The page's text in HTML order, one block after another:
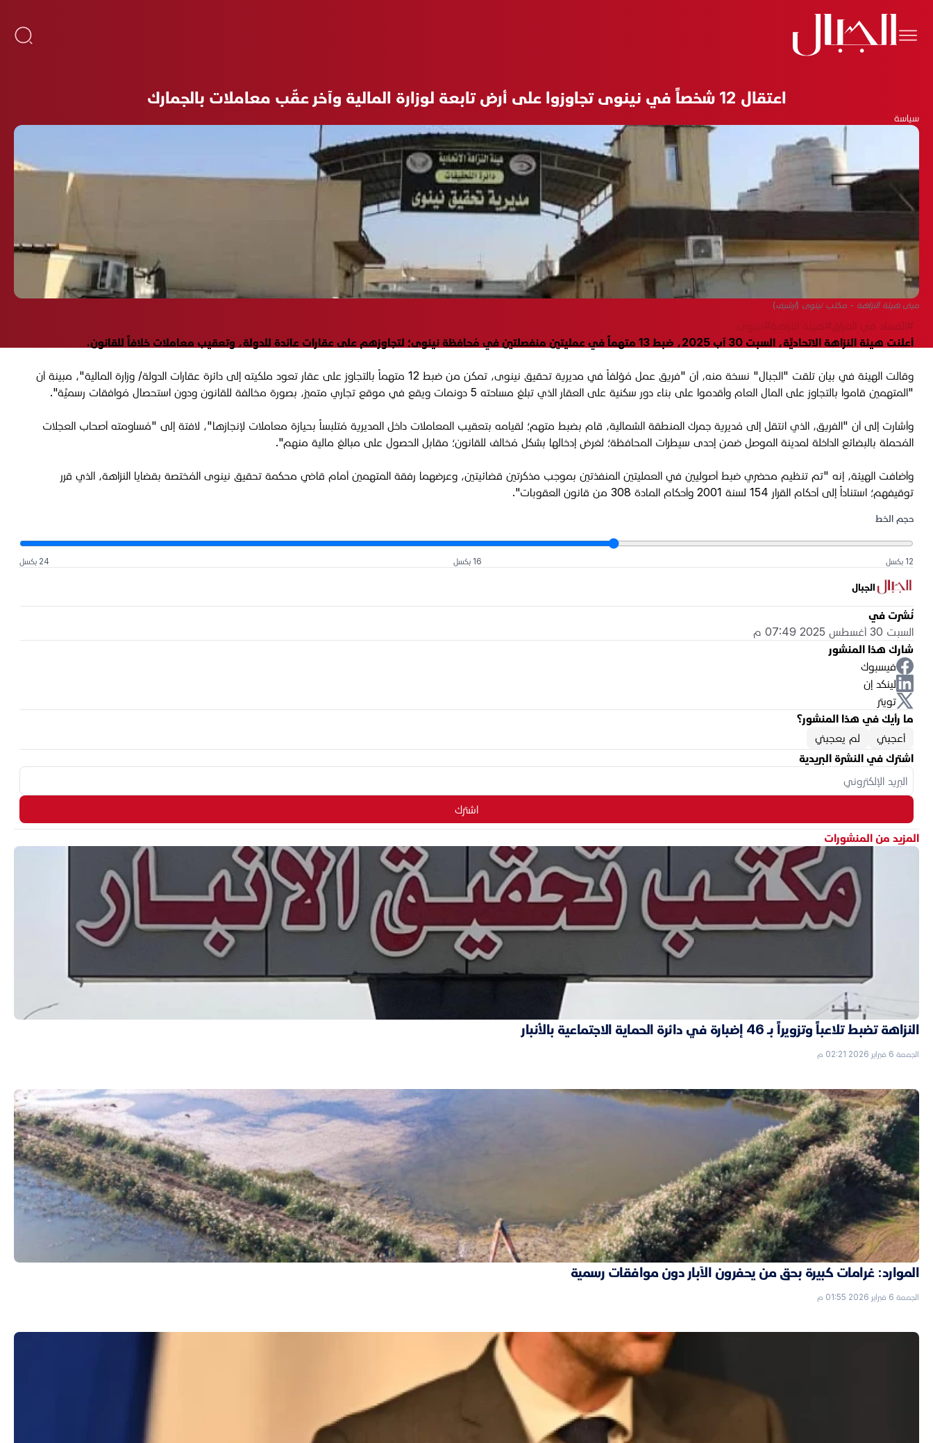
اعتقال 12 شخصاً في نينوى تجاوزوا على أرض تابعة لوزارة المالية وآخر عقّب معاملات بالجمارك
سياسة
مبنى هيئة النزاهة - مكتب نينوى (أرشيف)
#الفساد في العراق#هيئة النزاهة#نينوى
أعلنت هيئة النزاهة الاتحاديَّة، السبت 30 آب 2025، ضبط 13 متهماً في عمليتين منفصلتين في مُحافظة نينوى؛ لتجاوزهم على عقارات عائدة للدولة، وتعقيب معاملات خلافاً للقانون.
وقالت الهيئة في بيان تلقت "الجبال" نسخة منه، أن "فريق عمل مُؤلفاً في مديرية تحقيق نينوى، تمكن من ضبط 12 متهماً بالتجاوز على عقار تعود ملكيته إلى دائرة عقارات الدولة/ وزارة المالية"، مبينة أن
"المتهمين قاموا بالتجاوز على المال العام وأقدموا على بناء دور سكنية على العقار الذي تبلغ مساحته 5 دونمات ويقع في موقع تجاري متميز، بصورة مخالفة للقانون ودون استحصال مُوافقات رسميَّة".
وأشارت إلى أن "الفريق، الذي انتقل إلى مُديرية جمرك المنطقة الشمالية، قام بضبط متهم؛ لقيامه بتعقيب المعاملات داخل المديرية مُتلبساً بحيازة معاملات لإنجازها"، لافتة إلى "مُساومته أصحاب العجلات
المُحملة بالبضائع الداخلة لمدينة الموصل ضمن إحدى سيطرات المحافظة؛ لغرض إدخالها بشكل مُخالف للقانون؛ مقابل الحصول على مبالغ مالية منهم".
وأضافت الهيئة، إنه "تم تنظيم محضري ضبط أصوليين في العمليتين المنفذتين بموجب مذكرتين قضائيتين، وعرضهما رفقة المتهمين أمام قاضي محكمة تحقيق نينوى المُختصة بقضايا النزاهة، الذي قرر
توقيفهم؛ استناداً إلى أحكام القرار 154 لسنة 2001 وأحكام المادة 308 من قانون العقوبات".
حجم الخط
12 بكسل 16 بكسل 24 بكسل
الجبال
نُشرت في
السبت 30 أغسطس 2025 07:49 م
شارك هذا المنشور
فيسبوك
لينكد إن
تويتر
ما رأيك في هذا المنشور؟
أعجبني
لم يعجبني
اشترك في النشرة البريدية
اشترك
المزيد من المنشورات
النزاهة تضبط تلاعباً وتزويراً بـ 46 إضبارة في دائرة الحماية الاجتماعية بالأنبار
الجمعة 6 فبراير 2026 02:21 م
الموارد: غرامات كبيرة بحق من يحفرون الآبار دون موافقات رسمية
الجمعة 6 فبراير 2026 01:55 م